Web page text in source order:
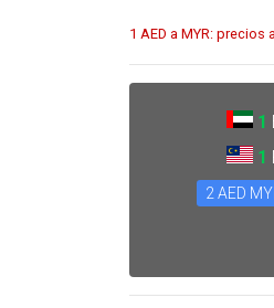
1 AED a MYR:
1
1
2 AED